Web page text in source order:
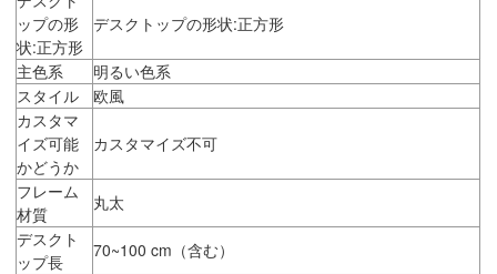
ップの形
状:正方形
デスクトップの形状:正方形
主色系
明るい色系
スタイル
欧風
カスタマ
イズ可能
かどうか
カスタマイズ不可
フレーム
材質
丸太
デスクト
ップ長
70~100 cm（含む）